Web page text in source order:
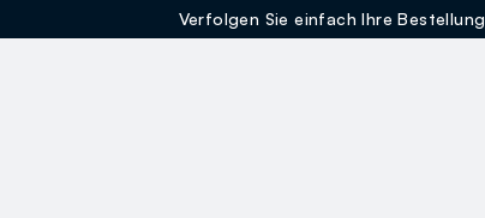
Verfolgen Sie einfach Ihre Bestellung